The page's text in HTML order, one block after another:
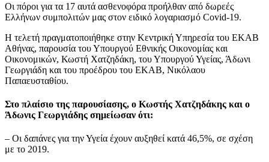
Οι πόροι για τα 17 αυτά ασθενοφόρα προήλθαν από δωρεές
Ελλήνων συμπολιτών μας στον ειδικό λογαριασμό Covid-19.
Η τελετή πραγματοποιήθηκε στην Κεντρική Υπηρεσία του ΕΚΑΒ
Αθήνας, παρουσία του Υπουργού Εθνικής Οικονομίας και
Οικονομικών, Κωστή Χατζηδάκη, του Υπουργού Υγείας, Άδωνι
Γεωργιάδη και του προέδρου του ΕΚΑΒ, Νικόλαου
Παπαευσταθίου.
Στο πλαίσιο της παρουσίασης, ο Κωστής Χατζηδάκης και ο
Άδωνις Γεωργιάδης σημείωσαν ότι:
– Οι δαπάνες για την Υγεία έχουν αυξηθεί κατά 46,5%, σε σχέση
με το 2019.